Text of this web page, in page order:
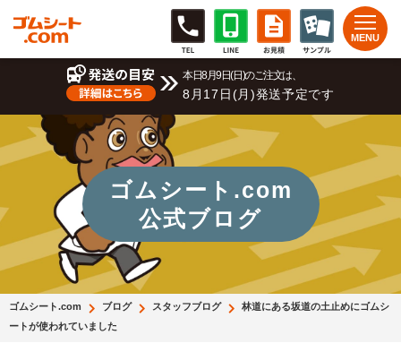
本日8月9日(日)のご注文は、
8月17日(月)発送予定です
ゴムシート.com
公式ブログ
ゴムシート.com ブログ スタッフブログ
林道にある坂道の土止めにゴムシ
ートが使われていました